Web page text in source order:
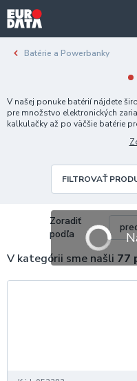
Batérie a Powerbanky
V našej ponuke batérií nájdete
pre množstvo elektronických
kalkulačky až po väčšie batérie
ponuka zahŕňa alkalické,
FILTROVAŤ
Zoradiť
podľa
V kategórii sme našli 77